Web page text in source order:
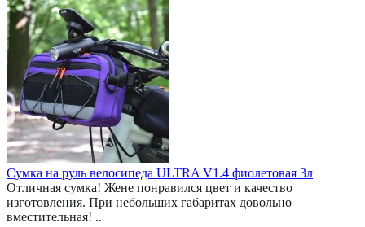
Сумка на руль велосипеда ULTRA V1.4 фиолетовая 3л
Отличная сумка! Жене понравился цвет и качество
изготовления. При небольших габаритах довольно
вместительная! ..